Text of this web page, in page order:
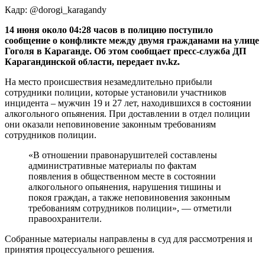
Кадр: @dorogi_karagandy
14 июня около 04:28 часов в полицию поступило
сообщение о конфликте между двумя гражданами на улице
Гоголя в Караганде. Об этом сообщает пресс-служба ДП
Карагандинской области, передает nv.kz.
На место происшествия незамедлительно прибыли
сотрудники полиции, которые установили участников
инцидента – мужчин 19 и 27 лет, находившихся в состоянии
алкогольного опьянения. При доставлении в отдел полиции
они оказали неповиновение законным требованиям
сотрудников полиции.
«В отношении правонарушителей составлены
административные материалы по фактам
появления в общественном месте в состоянии
алкогольного опьянения, нарушения тишины и
покоя граждан, а также неповиновения законным
требованиям сотрудников полиции», — отметили
правоохранители.
Собранные материалы направлены в суд для рассмотрения и
принятия процессуального решения.